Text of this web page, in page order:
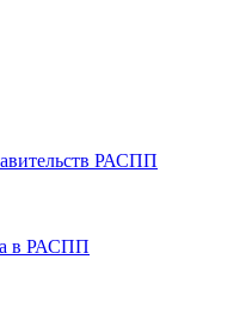
РАСПП
в РАСПП